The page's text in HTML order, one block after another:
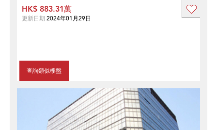
查詢類似樓盤
HK$ 883.31萬
更新日期 2024年01月29日